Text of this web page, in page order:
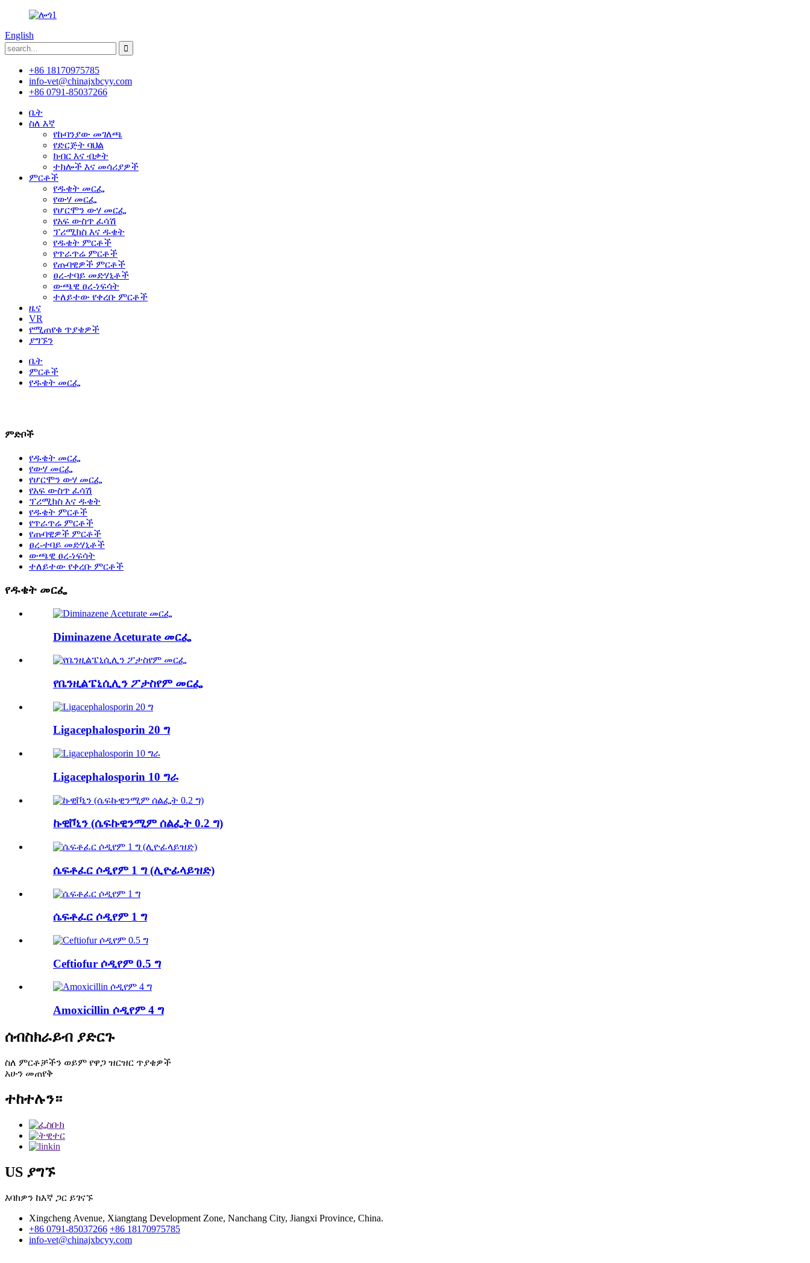
English
+86 18170975785
info-vet@chinajxbcyy.com
+86 0791-85037266
ቤት
ስለ እኛ
የኩባንያው መገለጫ
የድርጅት ባህል
ክብር እና ብቃት
ተክሎች እና መሳሪያዎች
ምርቶች
የዱቄት መርፌ
የውሃ መርፌ
የሆርሞን ውሃ መርፌ
የአፍ ውስጥ ፈሳሽ
ፕሪሚክስ እና ዱቄት
የዱቄት ምርቶች
የጥራጥሬ ምርቶች
የጡባዊዎች ምርቶች
ፀረ-ተባይ መድሃኒቶች
ውጫዊ ፀረ-ነፍሳት
ተለይተው የቀረቡ ምርቶች
ዜና
VR
የሚጠየቁ ጥያቄዎች
ያግኙን
ቤት
ምርቶች
የዱቄት መርፌ
ምድቦች
የዱቄት መርፌ
የውሃ መርፌ
የሆርሞን ውሃ መርፌ
የአፍ ውስጥ ፈሳሽ
ፕሪሚክስ እና ዱቄት
የዱቄት ምርቶች
የጥራጥሬ ምርቶች
የጡባዊዎች ምርቶች
ፀረ-ተባይ መድሃኒቶች
ውጫዊ ፀረ-ነፍሳት
ተለይተው የቀረቡ ምርቶች
የዱቄት መርፌ
Diminazene Aceturate መርፌ
የቤንዚልፔኒሲሊን ፖታስየም መርፌ
Ligacephalosporin 20 ግ
Ligacephalosporin 10 ግራ
ኩዊቮኒን (ሴፍኩዊንሚም ሰልፌት 0.2 ግ)
ሴፍቶፈር ሶዲየም 1 ግ (ሊዮፊላይዝድ)
ሴፍቶፈር ሶዲየም 1 ግ
Ceftiofur ሶዲየም 0.5 ግ
Amoxicillin ሶዲየም 4 ግ
ሰብስክራይብ ያድርጉ
ስለ ምርቶቻችን ወይም የዋጋ ዝርዝር ጥያቄዎች
አሁን መጠየቅ
ተከተሉን።
US ያግኙ
እባክዎን ከእኛ ጋር ይገናኙ
Xingcheng Avenue, Xiangtang Development Zone, Nanchang City, Jiangxi Province, China.
+86 0791-85037266 +86 18170975785
info-vet@chinajxbcyy.com